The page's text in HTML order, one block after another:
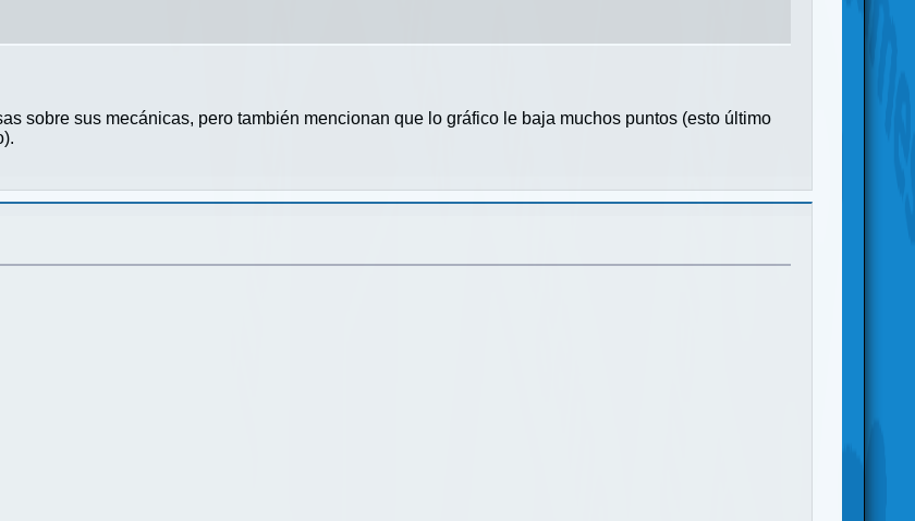
sobre sus mecánicas, pero también mencionan que lo gráfico le baja muchos puntos (esto último